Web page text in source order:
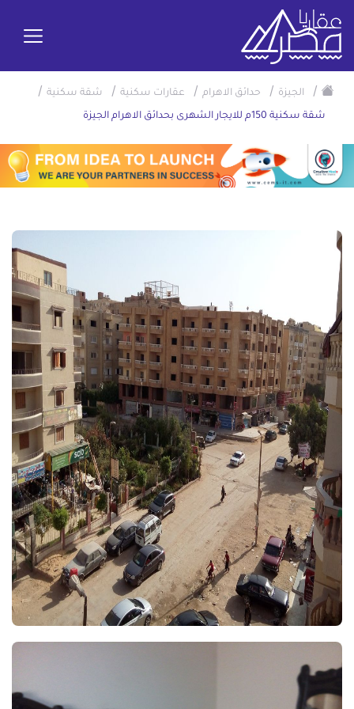
/ الجيزة / حدائق الاهرام / عقارات سكنية / شقة سكنية /
شقة سكنية 150م للايجار الشهرى بحدائق الاهرام الجيزة